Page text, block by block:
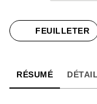
FEUILLETER
RÉSUMÉ